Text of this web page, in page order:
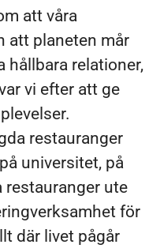
att våra
att planeten mår
hållbara relationer,
vi efter att ge
restauranger
universitet, på
restauranger ute
för
där livet pågår